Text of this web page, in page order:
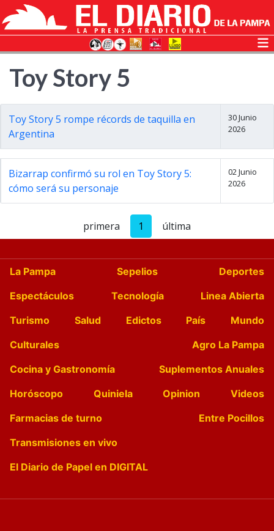
Toy Story 5
Toy Story 5 rompe récords de taquilla en
Argentina
30 Junio
2026
Bizarrap confirmó su rol en Toy Story 5:
cómo será su personaje
02 Junio
2026
primera 1 última
La Pampa Sepelios
Deportes
Espectáculos
Tecnología
Linea Abierta
Turismo
Salud Edictos País
Mundo
Culturales
Agro La Pampa
Cocina y Gastronomía
Suplementos Anuales
Horóscopo
Quiniela Opinion
Videos
Farmacias de turno
Entre Pocillos
Transmisiones en vivo
El Diario de Papel en DIGITAL